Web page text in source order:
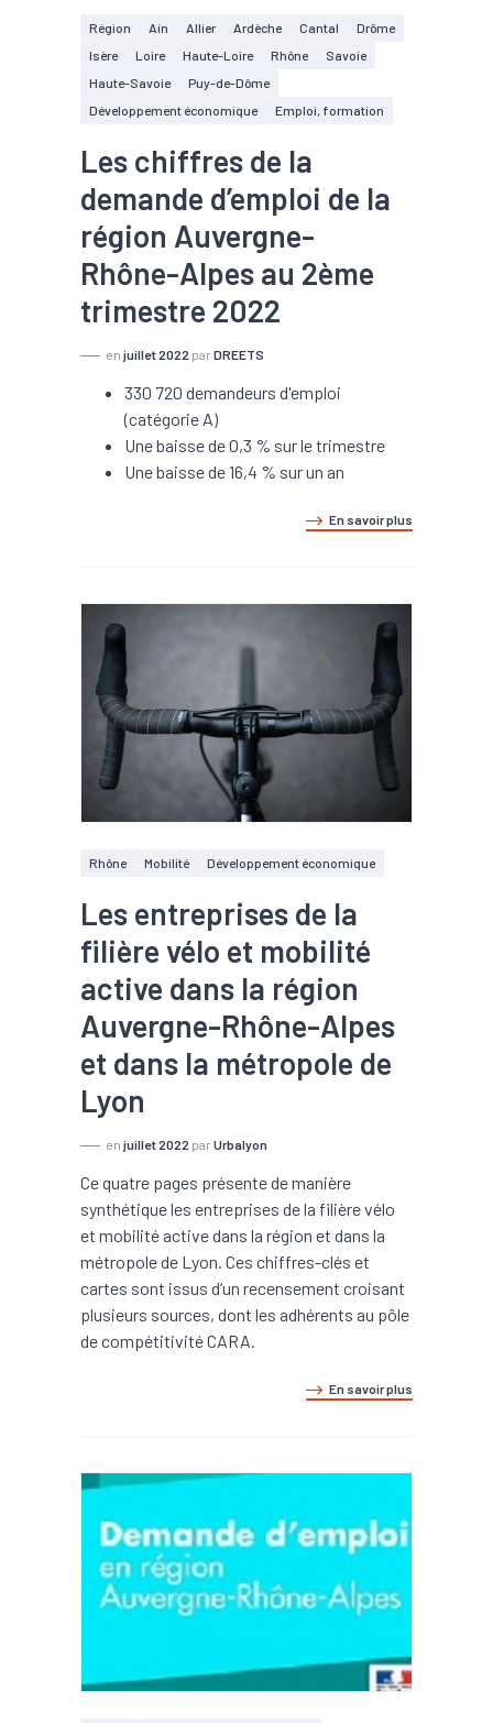
Région Ain Allier Ardèche Cantal
Drôme
Isère
Loire Haute-Loire Rhône
Savoie
Haute-Savoie
Puy-de-Dôme
Développement économique
Emploi, formation
Les chiffres de la
demande d’emploi de la
région Auvergne-
Rhône-Alpes au 2ème
trimestre 2022
en juillet 2022 par DREETS
330 720 demandeurs d'emploi
(catégorie A)
Une baisse de 0,3 % sur le trimestre
Une baisse de 16,4 % sur un an
En savoir plus
Rhône Mobilité Développement économique
Les entreprises de la
filière vélo et mobilité
active dans la région
Auvergne-Rhône-Alpes
et dans la métropole de
Lyon
en juillet 2022 par Urbalyon
Ce quatre pages présente de manière
synthétique les entreprises de la filière vélo
et mobilité active dans la région et dans la
métropole de Lyon. Ces chiffres-clés et
cartes sont issus d’un recensement croisant
plusieurs sources, dont les adhérents au pôle
de compétitivité CARA.
En savoir plus